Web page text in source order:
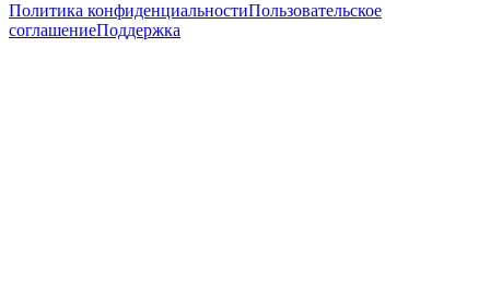
Политика конфиденциальностиПользовательское
соглашениеПоддержка